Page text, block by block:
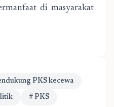
di masyarakat
PKS kecewa
# PKS